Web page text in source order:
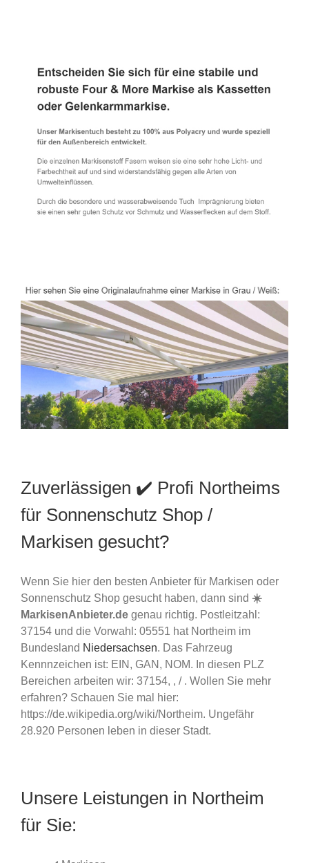
Zuverlässigen ✔️ Profi Northeims
für Sonnenschutz Shop /
Markisen gesucht?
Wenn Sie hier den besten Anbieter für Markisen oder
Sonnenschutz Shop gesucht haben, dann sind ☀️
MarkisenAnbieter.de genau richtig. Postleitzahl:
37154 und die Vorwahl: 05551 hat Northeim im
Bundesland Niedersachsen. Das Fahrzeug
Kennnzeichen ist: EIN, GAN, NOM. In diesen PLZ
Bereichen arbeiten wir: 37154, , / . Wollen Sie mehr
erfahren? Schauen Sie mal hier:
https://de.wikipedia.org/wiki/Northeim. Ungefähr
28.920 Personen leben in dieser Stadt.
Unsere Leistungen in Northeim
für Sie: